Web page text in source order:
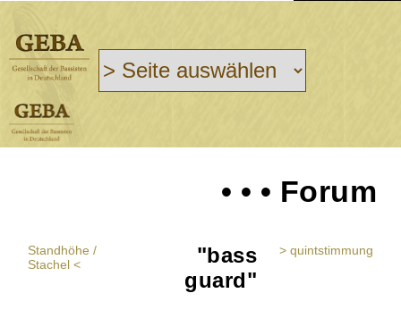
• • • Forum
Standhöhe /
Stachel <
"bass
guard"
> quintstimmung